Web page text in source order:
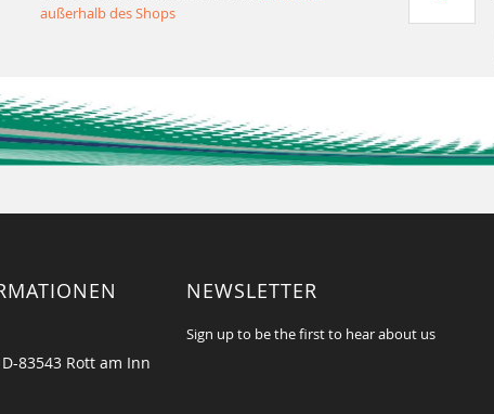
außerhalb des Shops
83543 Rott am Inn
NEWSLETTER
Sign up to be the first to hear about us